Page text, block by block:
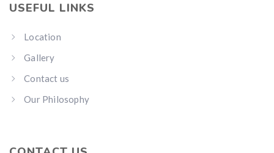
USEFUL LINKS
Location
Gallery
Contact us
Our Philosophy